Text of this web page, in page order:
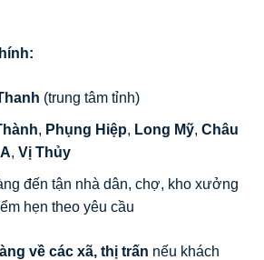
(trung tâm tỉnh)
, Phụng Hiệp, Long Mỹ, Châu
, Vị Thủy
đến tận nhà dân, chợ, kho xưởng
hẹn theo yêu cầu
về các xã, thị trấn nếu khách